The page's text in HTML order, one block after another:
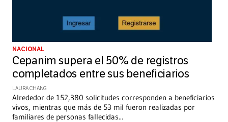
NACIONAL
Cepanim supera el 50% de registros
completados entre sus beneficiarios
LAURA CHANG
Alrededor de 152,380 solicitudes corresponden a beneficiarios
vivos, mientras que más de 53 mil fueron realizadas por
familiares de personas fallecidas...